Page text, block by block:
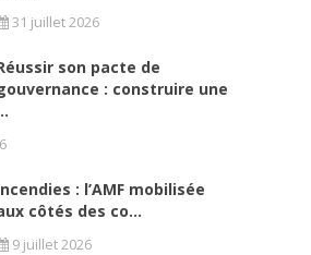
31 juillet 2026
son pacte de
: construire une
: l’AMF mobilisée
côtés des co...
9 juillet 2026